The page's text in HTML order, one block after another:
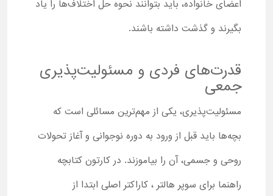
اعضای خانواده، باید بتوانند نحوه حل اختلاف‌ها را یاد
بگیرند و گذشت داشته باشند.
قدرت‌های فردی و مسئولیت‌پذیری
جمعی
مسئولیت‌پذیری، یکی از مهم‌ترین مسائلی است که
بچه‌ها باید قبل از ورود به دوره نوجوانی و آغاز تحولات
روحی و جسمی، آن را بیاموزند. در کارتون کتابچه
راهنما برای سوپر هالتر ، کاراکتر اصلی ابتدا از